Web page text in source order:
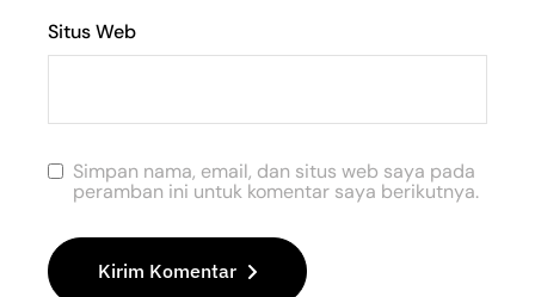
Situs Web
Simpan nama, email, dan situs web saya pada
peramban ini untuk komentar saya berikutnya.
Kirim Komentar